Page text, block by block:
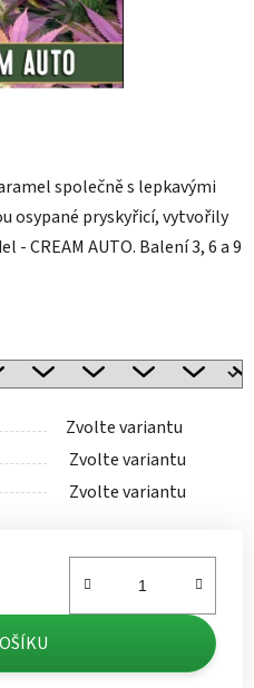
společně s lepkavými
osypané pryskyřicí, vytvořily
CREAM AUTO. Balení 3, 6 a 9
Zvolte variantu
Zvolte variantu
Zvolte variantu